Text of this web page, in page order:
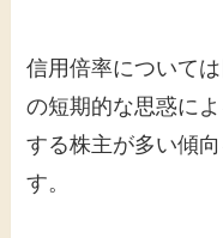
信用倍率について
の短期的な思惑に
する株主が多い傾
す。